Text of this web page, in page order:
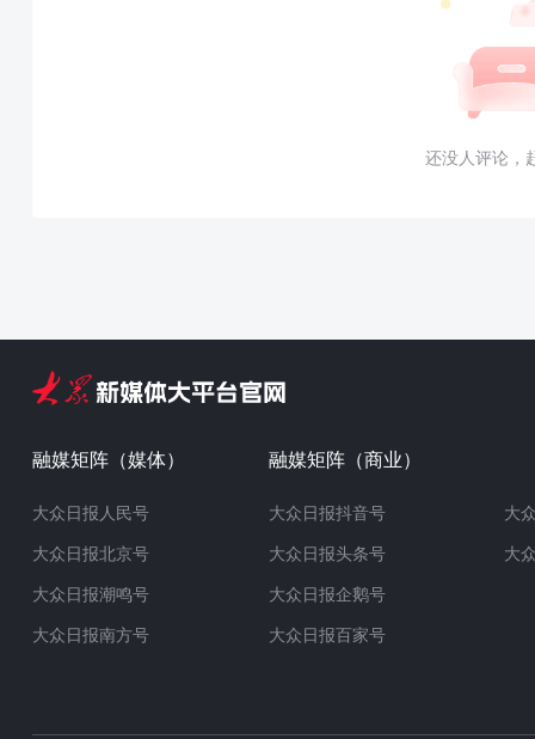
还没人评论，
融媒矩阵（媒体）
大众日报人民号
大众日报北京号
大众日报潮鸣号
大众日报南方号
融媒矩阵（商业）
大众日报抖音号
大众日报头条号
大众日报企鹅号
大众日报百家号
大
大